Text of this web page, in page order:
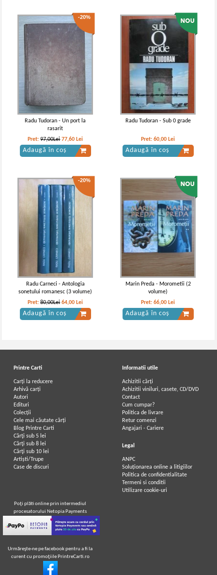
Vintila Corbul - Caderea
Constantinopolelui (2 volume,
cartonate)
Vintila Corbul - Caderea
Constantinopolului (volumul 1)
(Adevarul)
Vintila Corbul - Caderea
Constantinopolului (volumul 1)
Vintila Corbul - Caderea
Constantinopolelui (volumul I)
Constantinopolelui (volumul 2)
Vintila Corbul - Caderea
Constantinopolului (volumul 2)
Vintila Corbul - Caderea
Constantinopolelui (volumul 1)
-20%
Radu Tudoran - Un port la
rasarit
Pret:97,00Lei 77,60 Lei
Adaugă în coș
Radu Tudoran - Sub 0 grade
Pret:60,00 Lei
Adaugă în coș
-20%
Radu Carneci - Antologia
sonetului romanesc (3 volume)
Pret:80,00Lei 64,00 Lei
Adaugă în coș
Marin Preda - Morometii (2
volume)
Pret:66,00 Lei
Adaugă în coș
Printre Carti
Carți la reducere
Arhivă carți
Autori
Edituri
Colecții
Cele mai căutate cărți
Blog Printre Carti
Cărţi sub 5 lei
Cărţi sub 8 lei
Cărţi sub 10 lei
Artiști/Trupe
Case de discuri
Informatii utile
Achizitii cărți
Achizitii viniluri, casete, CD/DVD
Contact
Cum cumpar?
Politica de livrare
Retur comenzi
Angajari - Cariere
Legal
ANPC
Soluționarea online a litigiilor
Politica de confidentialitate
Termeni si conditii
Utilizare cookie-uri
Poţi plăti online prin intermediul
procesatorului Netopia Payments
Urmăreşte-ne pe facebook pentru a fi la
curent cu promoţiile PrintreCarti.ro